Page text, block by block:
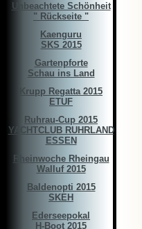
Unbeachtete Schönheit
" Rückseite "
Kaenguru
SKS 2015
Gartenpforte
Schau ins Land
Krupp Regatta 2015
ETUF
Ruhrau-Cup 2015
YACHTCLUB RUHRLAND
ESSEN
Rheinwoche Rheingau
Walluf 2015
Baldenopti 2015
SKEH
Ederseepokal
H-Boot 2015